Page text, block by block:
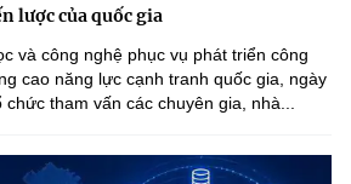
lược của quốc gia
và công nghệ phục vụ phát triển công
cao năng lực cạnh tranh quốc gia, ngày
tham vấn các chuyên gia, nhà...